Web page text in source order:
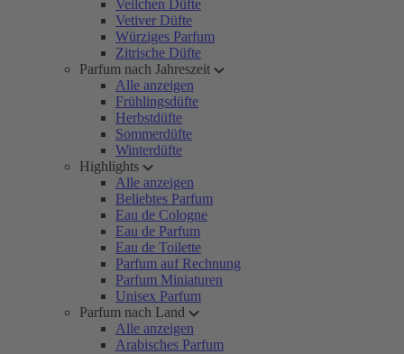
Veilchen Düfte
Vetiver Düfte
Würziges Parfum
Zitrische Düfte
Parfum nach Jahreszeit
Alle anzeigen
Frühlingsdüfte
Herbstdüfte
Sommerdüfte
Winterdüfte
Highlights
Alle anzeigen
Beliebtes Parfum
Eau de Cologne
Eau de Parfum
Eau de Toilette
Parfum auf Rechnung
Parfum Miniaturen
Unisex Parfum
Parfum nach Land
Alle anzeigen
Arabisches Parfum